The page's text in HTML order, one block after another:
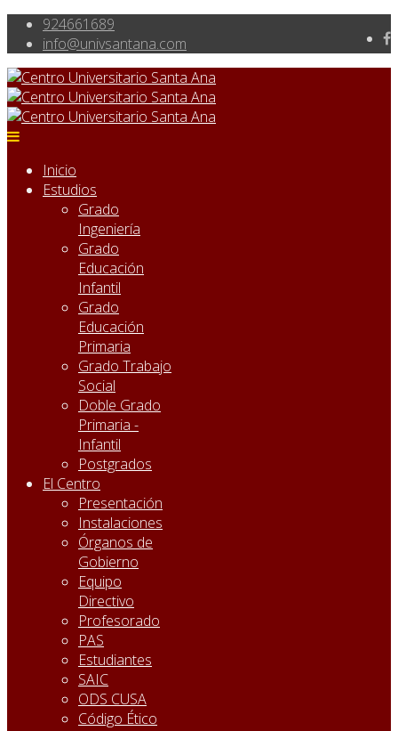
924661689
info@univsantana.com
Inicio
Estudios
Grado
Ingeniería
Grado
Educación
Infantil
Grado
Educación
Primaria
Grado Trabajo
Social
Doble Grado
Primaria -
Infantil
Postgrados
El Centro
Presentación
Instalaciones
Órganos de
Gobierno
Equipo
Directivo
Profesorado
PAS
Estudiantes
SAIC
ODS CUSA
Código Ético